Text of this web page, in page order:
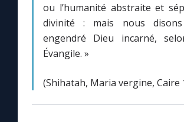
ou l’humanité abstraite et
divinité : mais nous disons
engendré Dieu incarné,
Évangile. »
(Shihatah, Maria vergine, Caire